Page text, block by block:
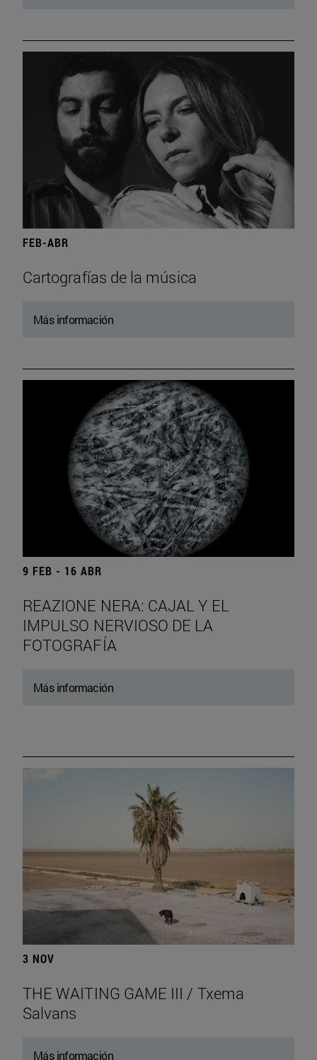
FEB-ABR
Cartografías de la música
Más información
9 FEB - 16 ABR
REAZIONE NERA: CAJAL Y EL
IMPULSO NERVIOSO DE LA
FOTOGRAFÍA
Más información
3 NOV
THE WAITING GAME III / Txema
Salvans
Más información